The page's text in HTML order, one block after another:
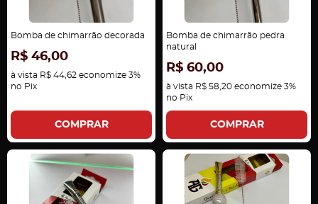
Bomba de chimarrão decorada
R$ 46,00
à vista R$ 44,62 economize 3%
no Pix
COMPRAR
Bomba de chimarrão pedra
natural
R$ 60,00
à vista R$ 58,20 economize 3%
no Pix
COMPRAR